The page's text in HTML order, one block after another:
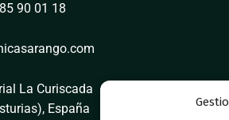
90 01 18
La Curiscada
España